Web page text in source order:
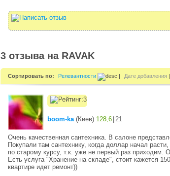
3 отзыва на RAVAK
Сортировать по: Релевантности | Дате добавления |
boom-ka(Киев) 128,6 21
Очень качественная сантехника. В салоне
Покупали там сантехнику, когда доллар начал
по старому курсу, т.к. уже не первый раз приходим.
Есть услуга "Хранение на складе", стоит кажется
квартире идет ремонт))